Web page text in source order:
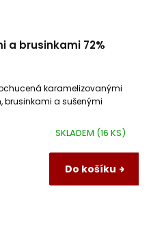
a brusinkami 72%
SKLADEM (16 KS)
Do košíku
karamelizovanými
a sušenými